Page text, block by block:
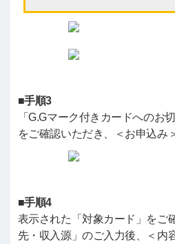
■手順3
「G.Gマーク付きカードへのお
をご確認いただき、＜お申込み
■手順4
表示された「対象カード」をご
先・収入源」のご入力後、＜内